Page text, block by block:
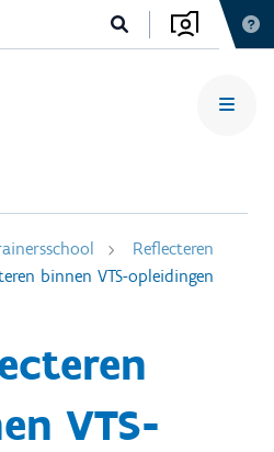
Reflecteren
binnen VTS-opleidingen
VTS-